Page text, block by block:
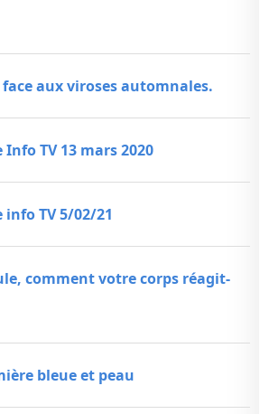
aux viroses automnales.
Info TV 13 mars 2020
info TV 5/02/21
comment votre corps réagit-
bleue et peau